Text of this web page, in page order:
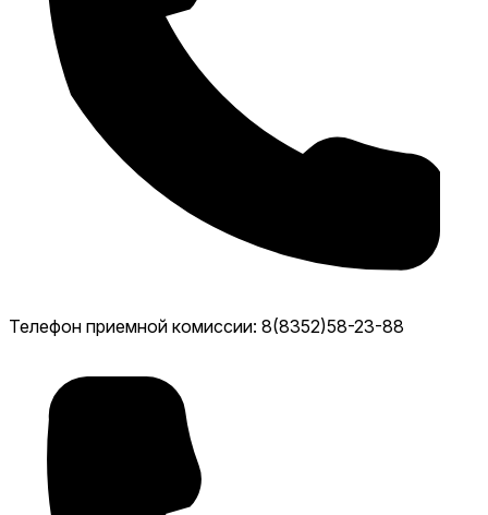
Телефон приемной комиссии: 8(8352)58-23-88